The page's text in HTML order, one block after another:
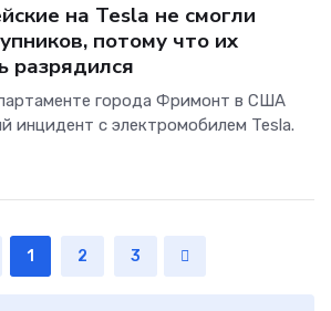
на Tesla не смогли
потому что их
разрядился
города Фримонт в США
инцидент с электромобилем Tesla.
1 2 3